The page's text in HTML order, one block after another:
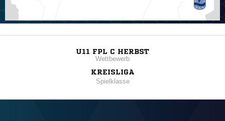
U11 FPL C HERBST
Wettbewerb
KREISLIGA
Spielklasse